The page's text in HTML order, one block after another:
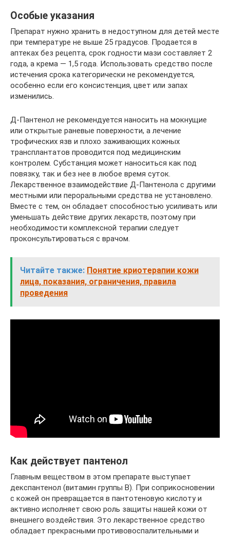
Особые указания
Препарат нужно хранить в недоступном для детей месте
при температуре не выше 25 градусов. Продается в
аптеках без рецепта, срок годности мази составляет 2
года, а крема — 1,5 года. Использовать средство после
истечения срока категорически не рекомендуется,
особенно если его консистенция, цвет или запах
изменились.
Д-Пантенол не рекомендуется наносить на мокнущие
или открытые раневые поверхности, а лечение
трофических язв и плохо заживающих кожных
трансплантатов проводится под медицинским
контролем. Субстанция может наноситься как под
повязку, так и без нее в любое время суток.
Лекарственное взаимодействие Д-Пантенола с другими
местными или пероральными средства не установлено.
Вместе с тем, он обладает способностью усиливать или
уменьшать действие других лекарств, поэтому при
необходимости комплексной терапии следует
проконсультироваться с врачом.
Читайте также: Понятие криотерапии кожи
лица, показания, ограничения, правила
проведения
Как действует пантенол
Главным веществом в этом препарате выступает
декспантенол (витамин группы B). При соприкосновении
с кожей он превращается в пантотеновую кислоту и
активно исполняет свою роль защиты нашей кожи от
внешнего воздействия. Это лекарственное средство
обладает прекрасными противовоспалительными и